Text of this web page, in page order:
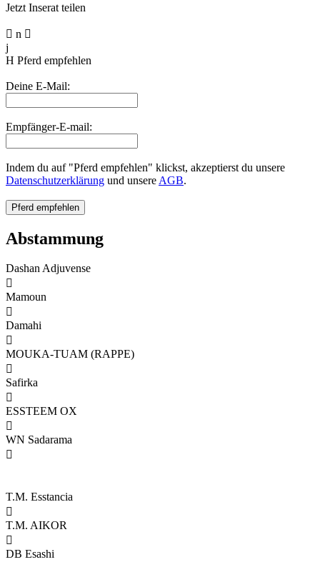
Jetzt Inserat teilen
 n 
j
H Pferd empfehlen
Deine E-Mail:
Empfänger-E-mail:
Indem du auf "Pferd empfehlen" klickst, akzeptierst du unsere
Datenschutzerklärung und unsere AGB.
Abstammung
Dashan Adjuvense

Mamoun

Damahi

MOUKA-TUAM (RAPPE)

Safirka

ESSTEEM OX

WN Sadarama

T.M. Esstancia

T.M. AIKOR

DB Esashi